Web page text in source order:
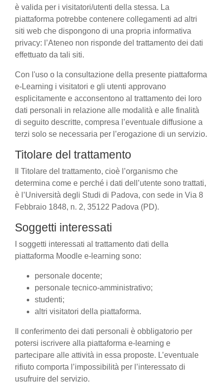
è valida per i visitatori/utenti della stessa. La
piattaforma potrebbe contenere collegamenti ad altri
siti web che dispongono di una propria informativa
privacy: l’Ateneo non risponde del trattamento dei dati
effettuato da tali siti.
Con l'uso o la consultazione della presente piattaforma
e-Learning i visitatori e gli utenti approvano
esplicitamente e acconsentono al trattamento dei loro
dati personali in relazione alle modalità e alle finalità
di seguito descritte, compresa l’eventuale diffusione a
terzi solo se necessaria per l’erogazione di un servizio.
Titolare del trattamento
Il Titolare del trattamento, cioè l’organismo che
determina come e perché i dati dell’utente sono trattati,
è l’Università degli Studi di Padova, con sede in Via 8
Febbraio 1848, n. 2, 35122 Padova (PD).
Soggetti interessati
I soggetti interessati al trattamento dati della
piattaforma Moodle e-learning sono:
personale docente;
personale tecnico-amministrativo;
studenti;
altri visitatori della piattaforma.
Il conferimento dei dati personali è obbligatorio per
potersi iscrivere alla piattaforma e-learning e
partecipare alle attività in essa proposte. L’eventuale
rifiuto comporta l’impossibilità per l’interessato di
usufruire del servizio.